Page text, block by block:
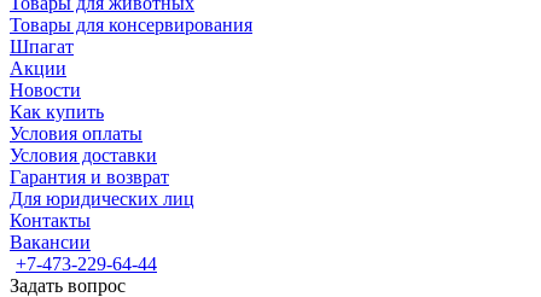
Товары для консервирования
Шпагат
Акции
Новости
Как купить
Условия оплаты
Условия доставки
Гарантия и возврат
Для юридических лиц
Контакты
Вакансии
+7-473-229-64-44
Задать вопрос